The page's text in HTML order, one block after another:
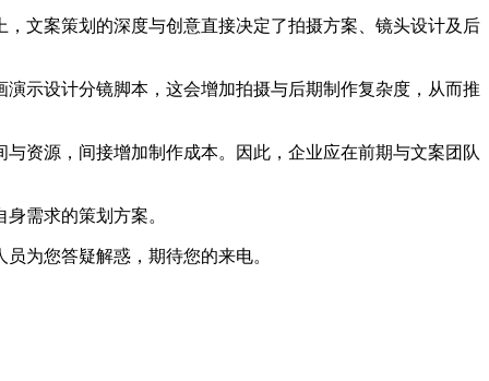
，文案策划的深度与创意直接决定了拍摄方案、镜头设计及后
示设计分镜脚本，这会增加拍摄与后期制作复杂度，从而推
资源，间接增加制作成本。因此，企业应在前期与文案团队
需求的策划方案。
为您答疑解惑，期待您的来电。